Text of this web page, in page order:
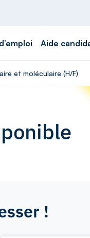
Aide
et moléculaire (H/F)
!